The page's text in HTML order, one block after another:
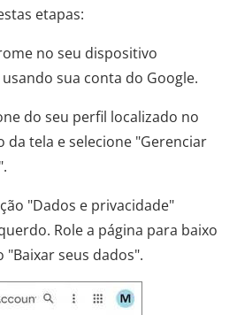
etapas:
no seu dispositivo
sua conta do Google.
do seu perfil localizado no
tela e selecione "Gerenciar
"Dados e privacidade"
Role a página para baixo
seus dados".